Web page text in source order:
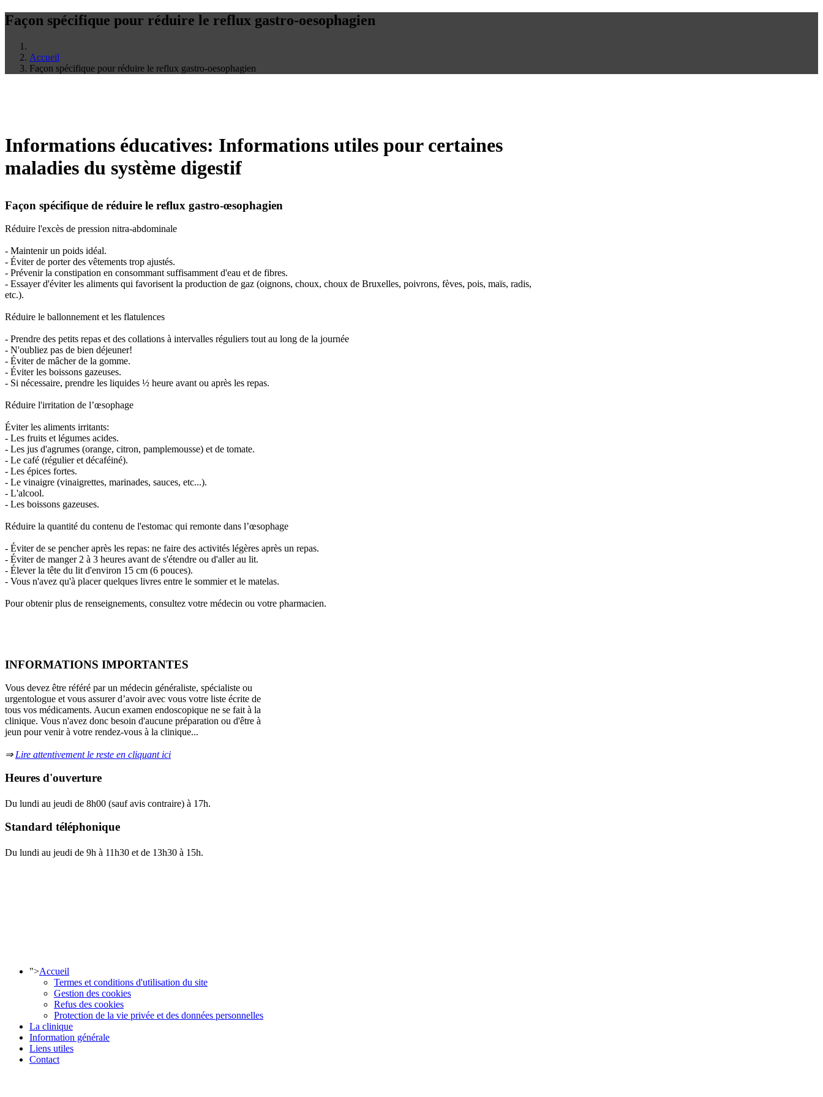
Façon spécifique pour réduire le reflux gastro-oesophagien
Accueil
Façon spécifique pour réduire le reflux gastro-oesophagien
Informations éducatives: Informations utiles pour certaines
maladies du système digestif
Façon spécifique de réduire le reflux gastro-œsophagien
Réduire l'excès de pression nitra-abdominale
- Maintenir un poids idéal.
- Éviter de porter des vêtements trop ajustés.
- Prévenir la constipation en consommant suffisamment d'eau et de fibres.
- Essayer d'éviter les aliments qui favorisent la production de gaz (oignons, choux, choux de Bruxelles, poivrons, fèves, pois, maïs, radis,
etc.).
Réduire le ballonnement et les flatulences
- Prendre des petits repas et des collations à intervalles réguliers tout au long de la journée
- N'oubliez pas de bien déjeuner!
- Éviter de mâcher de la gomme.
- Éviter les boissons gazeuses.
- Si nécessaire, prendre les liquides ½ heure avant ou après les repas.
Réduire l'irritation de l’œsophage
Éviter les aliments irritants:
- Les fruits et légumes acides.
- Les jus d'agrumes (orange, citron, pamplemousse) et de tomate.
- Le café (régulier et décaféiné).
- Les épices fortes.
- Le vinaigre (vinaigrettes, marinades, sauces, etc...).
- L'alcool.
- Les boissons gazeuses.
Réduire la quantité du contenu de l'estomac qui remonte dans l’œsophage
- Éviter de se pencher après les repas: ne faire des activités légères après un repas.
- Éviter de manger 2 à 3 heures avant de s'étendre ou d'aller au lit.
- Élever la tête du lit d'environ 15 cm (6 pouces).
- Vous n'avez qu'à placer quelques livres entre le sommier et le matelas.
Pour obtenir plus de renseignements, consultez votre médecin ou votre pharmacien.
INFORMATIONS IMPORTANTES
Vous devez être référé par un médecin généraliste, spécialiste ou
urgentologue et vous assurer d’avoir avec vous votre liste écrite de
tous vos médicaments. Aucun examen endoscopique ne se fait à la
clinique. Vous n'avez donc besoin d'aucune préparation ou d'être à
jeun pour venir à votre rendez-vous à la clinique...
⇒ Lire attentivement le reste en cliquant ici
Heures d'ouverture
Du lundi au jeudi de 8h00 (sauf avis contraire) à 17h.
Standard téléphonique
Du lundi au jeudi de 9h à 11h30 et de 13h30 à 15h.
">Accueil
Termes et conditions d'utilisation du site
Gestion des cookies
Refus des cookies
Protection de la vie privée et des données personnelles
La clinique
Information générale
Liens utiles
Contact